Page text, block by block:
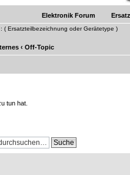
Elektronik Forum
( Ersatzteilbezeichnung oder Gerätetype )
‹ Off-Topic
tun hat.